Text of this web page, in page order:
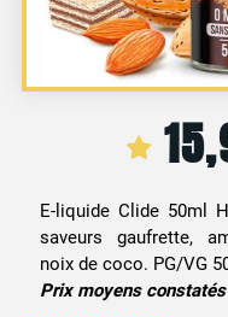
E-liquide Clide 50ml
saveurs gaufrette,
noix de coco. PG/VG
Prix moyens